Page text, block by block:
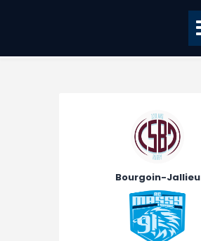
EQUIPE PRO
Bourgoin-Jallieu